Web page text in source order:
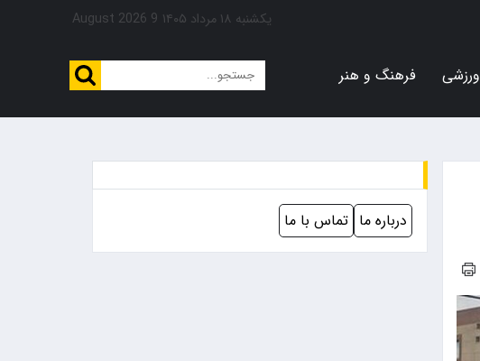
یکشنبه ۱۸ مرداد ۱۴۰۵ 9 August 2026
ورزشی فرهنگ و هنر
درباره ما تماس با ما